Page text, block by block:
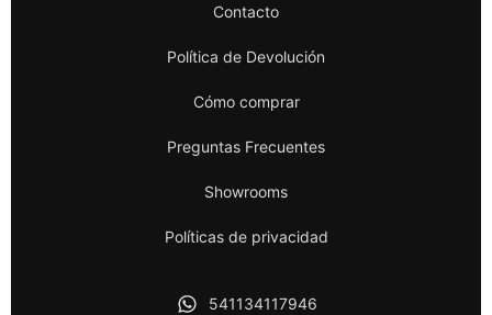
Contacto
Política de Devolución
Cómo comprar
Preguntas Frecuentes
Showrooms
Políticas de privacidad
541134117946